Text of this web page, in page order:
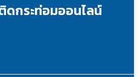
กระท่อมออนไลน์